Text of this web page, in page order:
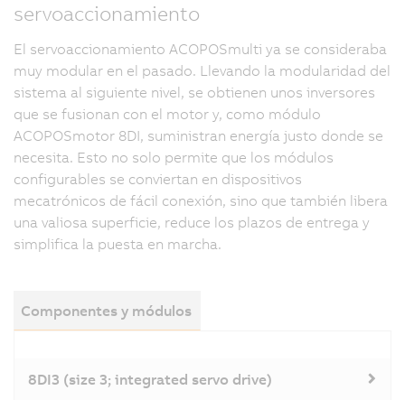
servoaccionamiento
El servoaccionamiento ACOPOSmulti ya se consideraba
muy modular en el pasado. Llevando la modularidad del
sistema al siguiente nivel, se obtienen unos inversores
que se fusionan con el motor y, como módulo
ACOPOSmotor 8DI, suministran energía justo donde se
necesita. Esto no solo permite que los módulos
configurables se conviertan en dispositivos
mecatrónicos de fácil conexión, sino que también libera
una valiosa superficie, reduce los plazos de entrega y
simplifica la puesta en marcha.
Componentes y módulos
8DI3 (size 3; integrated servo drive)